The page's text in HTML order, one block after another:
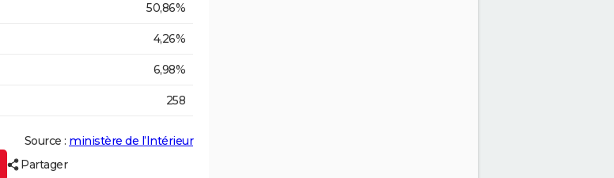
50,86%
4,26%
6,98%
258
Source : ministère de l’Intérieur
Partager